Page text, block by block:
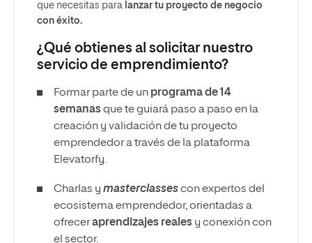
que necesitas para lanzar tu proyecto de negocio
con éxito.
¿Qué obtienes al solicitar nuestro
servicio de emprendimiento?
Formar parte de un programa de 14
semanasque te guiará paso a paso en la
creación y validación de tu proyecto
emprendedor a través de la plataforma
Elevatorfy.
Charlas y masterclassescon expertos del
ecosistema emprendedor, orientadas a
ofreceraprendizajes reales y conexión con
el sector.